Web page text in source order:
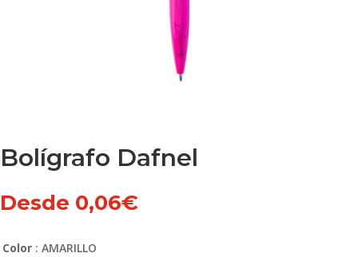
Bolígrafo Dafnel
Desde 0,06€
Color : AMARILLO